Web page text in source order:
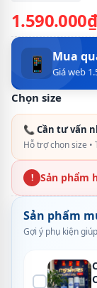
1.590.000₫
📱 Mua
Giá web
Chọn size
📞 Cần tư vấn
Hỗ trợ chọn size •
! Sản phẩm
Sản phẩm
Gợi ý phụ kiện